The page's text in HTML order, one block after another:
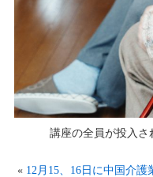
講座の全員が投入さ
« 12月15、16日に中国介護